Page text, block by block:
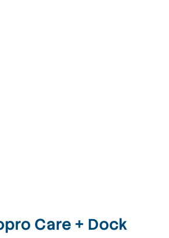
Care + Dock